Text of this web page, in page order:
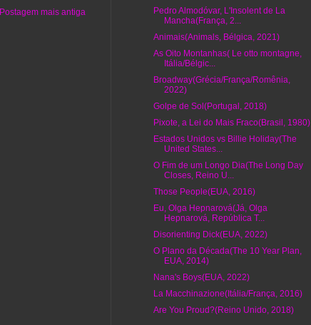
Postagem mais antiga
Pedro Almodóvar, L'Insolent de La
Mancha(França, 2...
Animais(Animals, Bélgica, 2021)
As Oito Montanhas( Le otto montagne,
Itália/Bélgic...
Broadway(Grécia/França/Romênia,
2022)
Golpe de Sol(Portugal, 2018)
Pixote, a Lei do Mais Fraco(Brasil, 1980)
Estados Unidos vs Billie Holiday(The
United States...
O Fim de um Longo Dia(The Long Day
Closes, Reino U...
Those People(EUA, 2016)
Eu, Olga Hepnarová(Já, Olga
Hepnarová, República T...
Disorienting Dick(EUA, 2022)
O Plano da Década(The 10 Year Plan,
EUA, 2014)
Nana's Boys(EUA, 2022)
La Macchinazione(Itália/França, 2016)
Are You Proud?(Reino Unido, 2018)